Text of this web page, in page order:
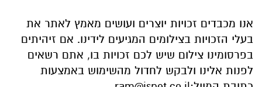
כתובת המייל:ram@isnet.co.il
אולי יעניין אותך גם